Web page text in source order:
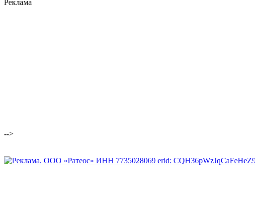
Реклама
-->